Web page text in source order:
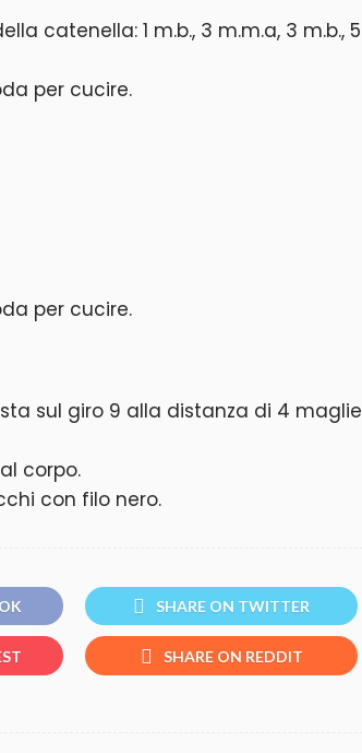
catenella: 1 m.b., 3 m.m.a, 3 m.b., 5
per cucire.
per cucire.
sul giro 9 alla distanza di 4 maglie
corpo.
con filo nero.
SHARE ON TWITTER
SHARE ON REDDIT